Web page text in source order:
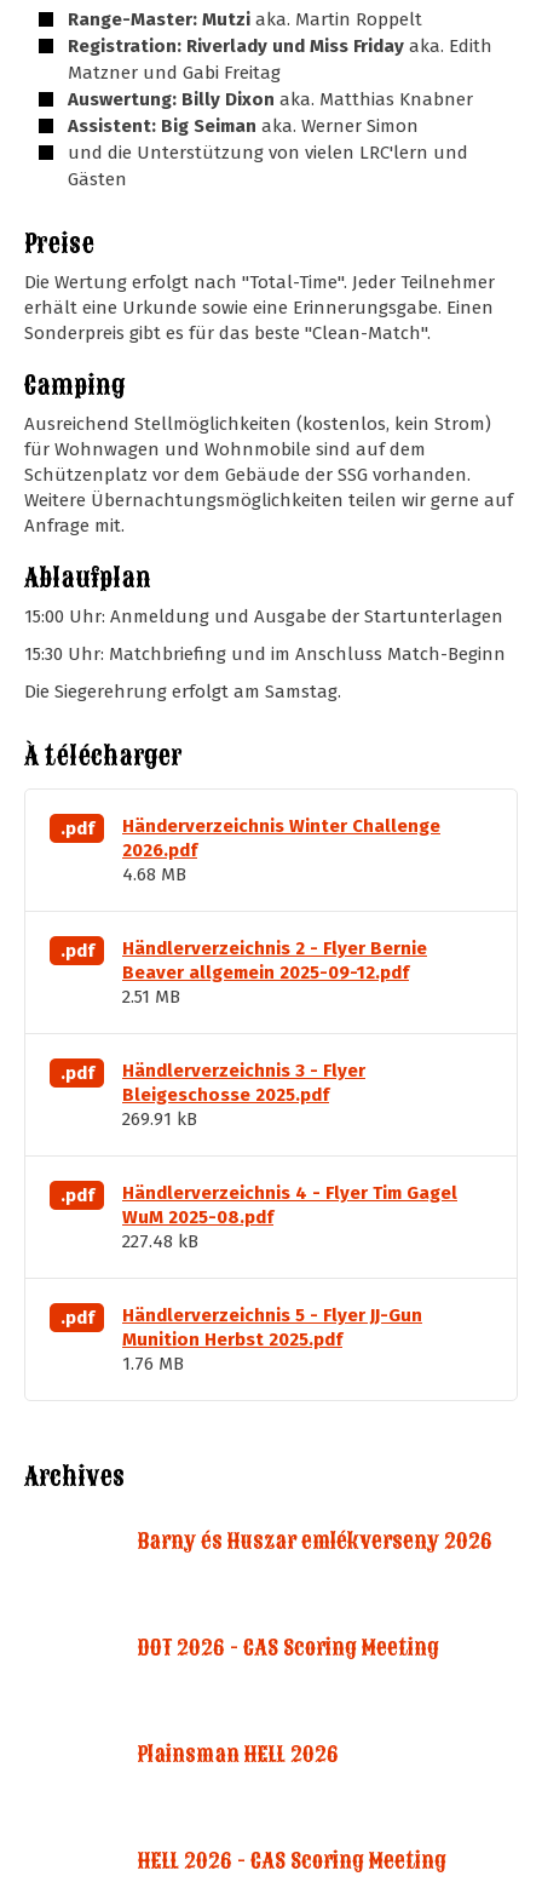
Range-Master: Mutzi aka. Martin Roppelt
Registration: Riverlady und Miss Friday aka. Edith
Matzner und Gabi Freitag
Auswertung: Billy Dixon aka. Matthias Knabner
Assistent: Big Seiman aka. Werner Simon
und die Unterstützung von vielen LRC'lern und
Gästen
Preise
Die Wertung erfolgt nach "Total-Time". Jeder Teilnehmer
erhält eine Urkunde sowie eine Erinnerungsgabe. Einen
Sonderpreis gibt es für das beste "Clean-Match".
Camping
Ausreichend Stellmöglichkeiten (kostenlos, kein Strom)
für Wohnwagen und Wohnmobile sind auf dem
Schützenplatz vor dem Gebäude der SSG vorhanden.
Weitere Übernachtungsmöglichkeiten teilen wir gerne auf
Anfrage mit.
Ablaufplan
15:00 Uhr: Anmeldung und Ausgabe der Startunterlagen
15:30 Uhr: Matchbriefing und im Anschluss Match-Beginn
Die Siegerehrung erfolgt am Samstag.
À télécharger
.pdf
Händerverzeichnis Winter Challenge
2026.pdf
4.68 MB
.pdf
Händlerverzeichnis 2 - Flyer Bernie
Beaver allgemein 2025-09-12.pdf
2.51 MB
.pdf
Händlerverzeichnis 3 - Flyer
Bleigeschosse 2025.pdf
269.91 kB
.pdf
Händlerverzeichnis 4 - Flyer Tim Gagel
WuM 2025-08.pdf
227.48 kB
.pdf
Händlerverzeichnis 5 - Flyer JJ-Gun
Munition Herbst 2025.pdf
1.76 MB
Archives
Barny és Huszar emlékverseny 2026
DOT 2026 - CAS Scoring Meeting
Plainsman HELL 2026
HELL 2026 - CAS Scoring Meeting